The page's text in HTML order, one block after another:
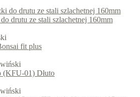
drutu ze stali szlachetnej 160mm
fit plus
(KFU-01) Dłuto